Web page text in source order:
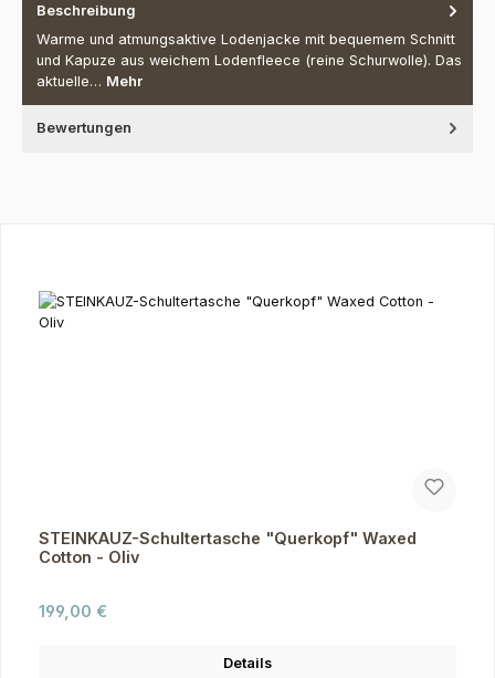
Beschreibung
Warme und atmungsaktive Lodenjacke mit bequemem Schnitt
und Kapuze aus weichem Lodenfleece (reine Schurwolle). Das
aktuelle… Mehr
Bewertungen
STEINKAUZ-Schultertasche "Querkopf" Waxed
Cotton - Oliv
Regulärer Preis:
199,00 €
Details